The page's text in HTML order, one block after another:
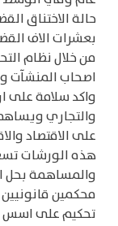
حالة الاختناق
بعشرات الاف
من خلال نظام
اصحاب المنشآت
واكد سلامة على
والتجاري
على الاقتصاد
هذه الورشات
والمساهمة بحل
محكمين
تحكيم على اسس